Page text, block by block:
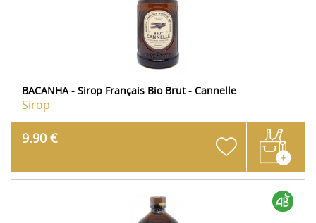
BACANHA - Sirop Français Bio Brut - Cannelle
Sirop
9.90 €